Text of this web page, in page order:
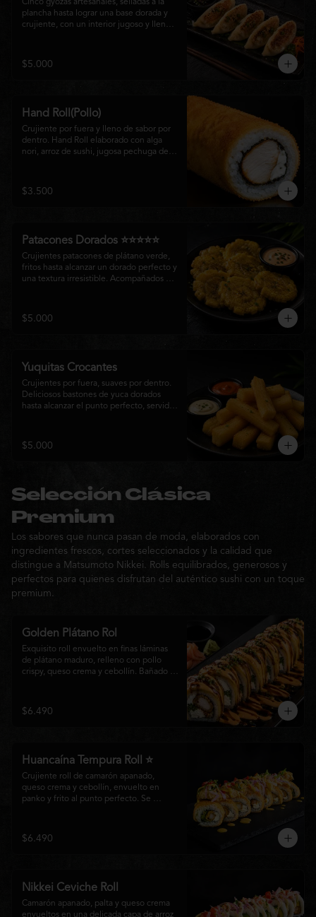
Cinco gyozas artesanales, selladas a la
plancha hasta lograr una base dorada y
crujiente, con un interior jugoso y lleno
perfecto entre tradición japonesa y la
esencia de la cocina nikkei, ideales para
$5.000
Hand Roll(Pollo)
Crujiente por fuera y lleno de sabor por
dentro. Hand Roll elaborado con alga
nori, arroz de sushi, jugosa pechuga de
combinación perfecta de textura y
cremosidad que convierte este clásico en
$3.500
Patacones Dorados ⭐⭐⭐⭐⭐
Crujientes patacones de plátano verde,
fritos hasta alcanzar un dorado perfecto y
una textura irresistible. Acompañados de
disfrutar como entrada con el auténtico
sabor de la cocina nikkei.
$5.000
Yuquitas Crocantes
Crujientes por fuera, suaves por dentro.
Deliciosos bastones de yuca dorados
hasta alcanzar el punto perfecto, servidos
compartir o complementar cualquier
experiencia Matsumoto Nikkei.
$5.000
Selección Clásica
Premium
Los sabores que nunca pasan de moda, elaborados con
ingredientes frescos, cortes seleccionados y la calidad que
distingue a Matsumoto Nikkei. Rolls equilibrados, generosos y
perfectos para quienes disfrutan del auténtico sushi con un toque
premium.
Golden Plátano Rol
Exquisito roll envuelto en finas láminas
de plátano maduro, relleno con pollo
crispy, queso crema y cebollín. Bañado
tostado y cebollín fresco. Una
combinación perfecta entre el dulzor del
$6.490
Huancaína Tempura Roll ⭐
Crujiente roll de camarón apanado,
queso crema y cebollín, envuelto en
panko y frito al punto perfecto. Se
y una sedosa salsa huancaína, finalizada
con toques de pimentón rojo fresco que
$6.490
Nikkei Ceviche Roll
Camarón apanado, palta y queso crema
envueltos en una delicada capa de arroz